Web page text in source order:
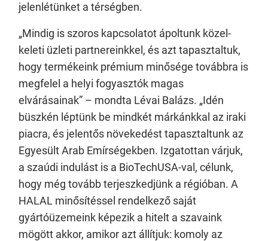
jelenlétünket a térségben.
„Mindig is szoros kapcsolatot ápoltunk közel-
keleti üzleti partnereinkkel, és azt tapasztaltuk,
hogy termékeink prémium minősége továbbra is
megfelel a helyi fogyasztók magas
elvárásainak” – mondta Lévai Balázs. „Idén
büszkén léptünk be mindkét márkánkkal az iraki
piacra, és jelentős növekedést tapasztaltunk az
Egyesült Arab Emírségekben. Izgatottan várjuk,
a szaúdi indulást is a BioTechUSA-val, célunk,
hogy még tovább terjeszkedjünk a régióban. A
HALAL minősítéssel rendelkező saját
gyártóüzemeink képezik a hitelt a szavaink
mögött akkor, amikor azt állítjuk: komoly az